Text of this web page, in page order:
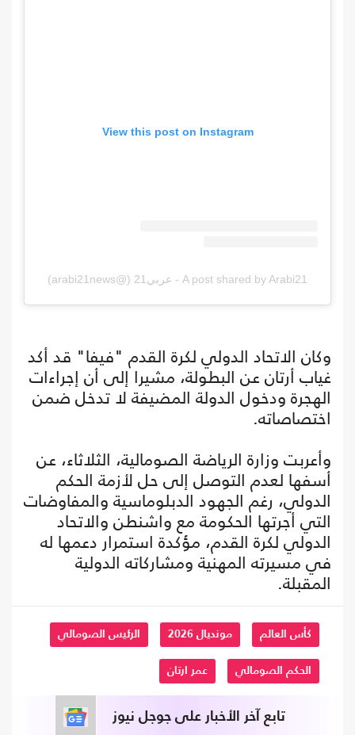
View this post on Instagram
A post shared by Arabi21 - عربي21 (@arabi21news)
وكان الاتحاد الدولي لكرة القدم "فيفا" قد أكد
غياب أرتان عن البطولة، مشيرا إلى أن إجراءات
الهجرة ودخول الدولة المضيفة لا تدخل ضمن
اختصاصاته.
وأعربت وزارة الرياضة الصومالية، الثلاثاء، عن
أسفها لعدم التوصل إلى حل لأزمة الحكم
الدولي، رغم الجهود الدبلوماسية والمفاوضات
التي أجرتها الحكومة مع واشنطن والاتحاد
الدولي لكرة القدم، مؤكدة استمرار دعمها له
في مسيرته المهنية ومشاركاته الدولية
المقبلة.
كأس العالم مونديال 2026 الرئيس الصومالي
الحكم الصومالي عمر ارتان
تابع آخر الأخبار على جوجل نيوز